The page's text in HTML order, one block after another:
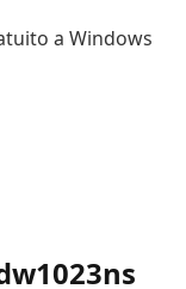
a Windows